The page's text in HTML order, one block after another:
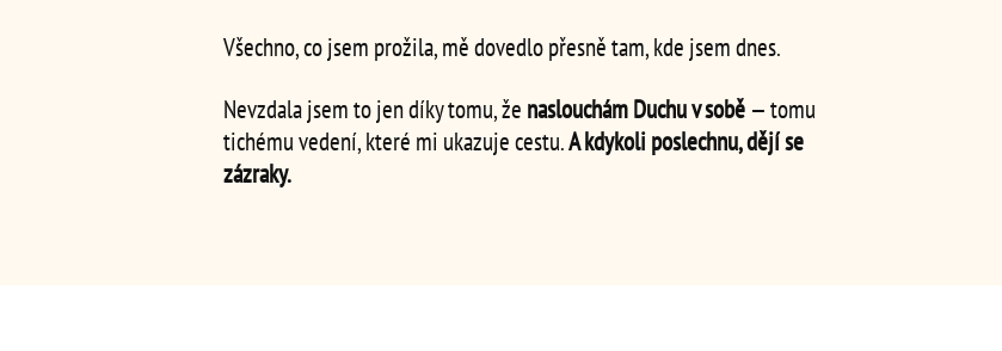
Všechno, co jsem prožila, mě dovedlo přesně tam, kde jsem dnes.
Nevzdala jsem to jen díky tomu, že naslouchám Duchu v sobě — tomu
tichému vedení, které mi ukazuje cestu.A kdykoli poslechnu, dějí se
zázraky.